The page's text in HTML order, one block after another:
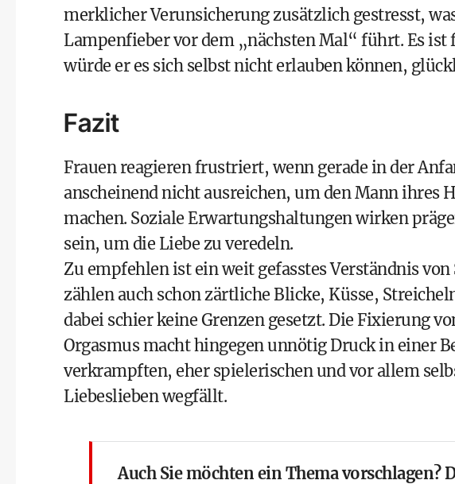
merklicher Verunsicherung zusätzlich gestresst,
Lampenfieber vor dem „nächsten Mal“ führt. Es ist
würde er es sich selbst nicht erlauben können,
Fazit
Frauen reagieren frustriert, wenn gerade in der
anscheinend nicht ausreichen, um den Mann ihres
machen. Soziale Erwartungshaltungen wirken
sein, um die Liebe zu veredeln.
Zu empfehlen ist ein weit gefasstes Verständnis
zählen auch schon zärtliche Blicke, Küsse,
dabei schier keine Grenzen gesetzt. Die Fixierung
Orgasmus macht hingegen unnötig Druck in einer
verkrampften, eher spielerischen und vor allem
Liebeslieben wegfällt.
Auch Sie möchten ein Thema vorschlagen?